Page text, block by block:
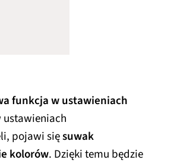
funkcja w ustawieniach
ustawieniach
pojawi sięsuwak
kolorów. Dzięki temu będzie